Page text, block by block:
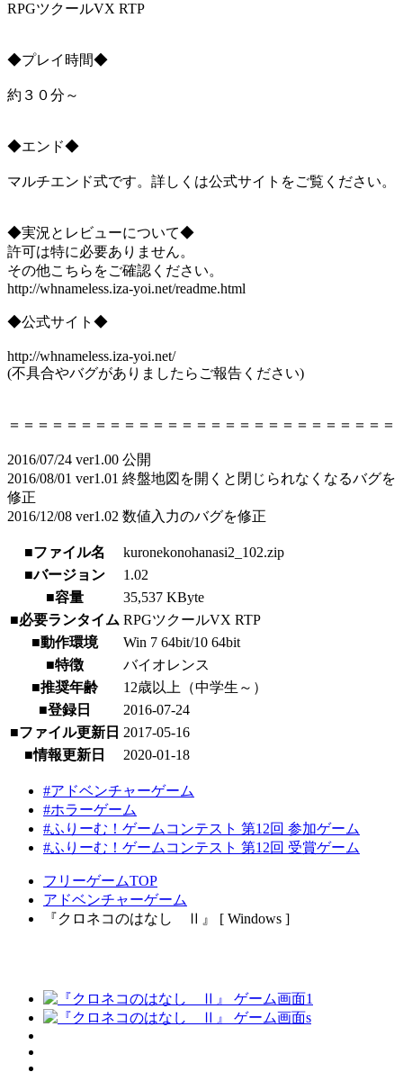
RPGツクールVX RTP
◆プレイ時間◆
約３０分～
◆エンド◆
マルチエンド式です。詳しくは公式サイトをご覧ください。
◆実況とレビューについて◆
許可は特に必要ありません。
その他こちらをご確認ください。
http://whnameless.iza-yoi.net/readme.html
◆公式サイト◆
http://whnameless.iza-yoi.net/
(不具合やバグがありましたらご報告ください)
＝＝＝＝＝＝＝＝＝＝＝＝＝＝＝＝＝＝＝＝＝＝＝＝＝＝＝
2016/07/24 ver1.00 公開
2016/08/01 ver1.01 終盤地図を開くと閉じられなくなるバグを
修正
2016/12/08 ver1.02 数値入力のバグを修正
■ファイル名
kuronekonohanasi2_102.zip
■バージョン
1.02
■容量
35,537 KByte
■必要ランタイム RPGツクールVX RTP
■動作環境
Win 7 64bit/10 64bit
■特徴
バイオレンス
■推奨年齢
12歳以上（中学生～）
■登録日
2016-07-24
■ファイル更新日 2017-05-16
■情報更新日
2020-01-18
#アドベンチャーゲーム
#ホラーゲーム
#ふりーむ！ゲームコンテスト 第12回 参加ゲーム
#ふりーむ！ゲームコンテスト 第12回 受賞ゲーム
フリーゲームTOP
アドベンチャーゲーム
『クロネコのはなし Ⅱ』 [ Windows ]